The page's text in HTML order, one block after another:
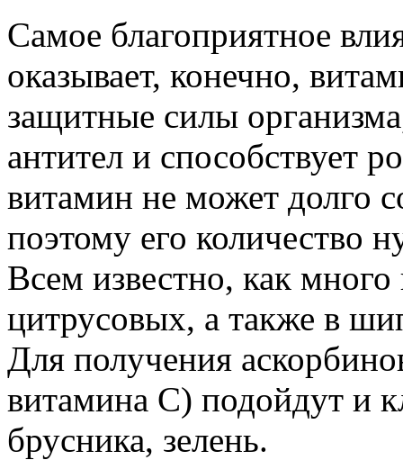
Самое благоприятное
оказывает, конечно,
защитные силы
антител и способствует
витамин не может долго
поэтому его количество
Всем известно, как
цитрусовых, а также в
Для получения
витамина С) подойдут и
брусника, зелень.